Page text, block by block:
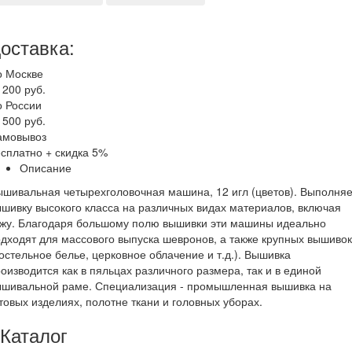
Москве
200 руб.
России
500 руб.
+ скидка 5%
Описание
четырехголовочная машина, 12 игл (цветов).
высокого класса на различных видах материалов, включая
Благодаря большому полю вышивки эти машины идеально
для массового выпуска шевронов, а также крупных вышивок
белье, церковное облачение и т.д.). Вышивка
как в пяльцах различного размера, так и в единой
раме. Специализация - промышленная вышивка на
изделиях, полотне ткани и головных уборах.
Каталог